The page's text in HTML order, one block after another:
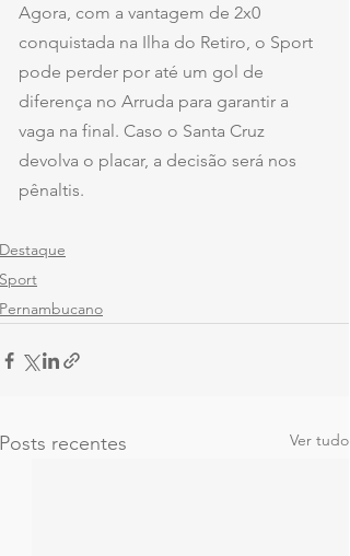
Agora, com a vantagem de 2x0
conquistada na Ilha do Retiro, o Sport
pode perder por até um gol de
diferença no Arruda para garantir a
vaga na final. Caso o Santa Cruz
devolva o placar, a decisão será nos
pênaltis.
Destaque
Sport
Pernambucano
Posts recentes Ver tudo